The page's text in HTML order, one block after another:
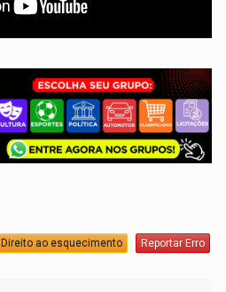
Direito ao esquecimento Reportar Erro